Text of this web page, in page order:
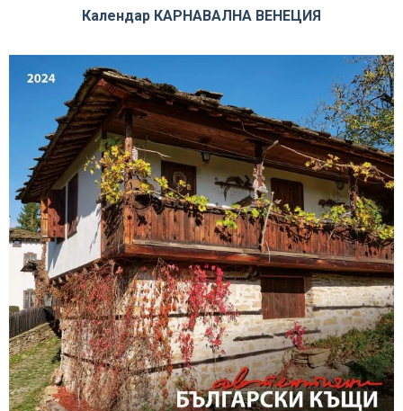
Календар КАРНАВАЛНА ВЕНЕЦИЯ